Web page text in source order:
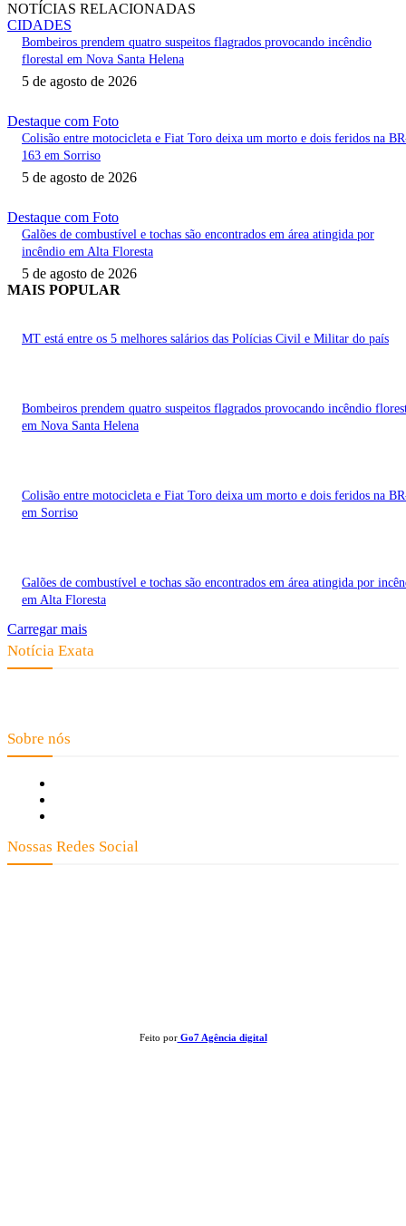
NOTÍCIAS RELACIONADAS
CIDADES
Bombeiros prendem quatro suspeitos flagrados provocando incêndio
florestal em Nova Santa Helena
5 de agosto de 2026
Destaque com Foto
Colisão entre motocicleta e Fiat Toro deixa um morto e dois feridos na
163 em Sorriso
5 de agosto de 2026
Destaque com Foto
Galões de combustível e tochas são encontrados em área atingida por
incêndio em Alta Floresta
5 de agosto de 2026
MAIS POPULAR
MT está entre os 5 melhores salários das Polícias Civil e Militar do país
Bombeiros prendem quatro suspeitos flagrados provocando incêndio
em Nova Santa Helena
Colisão entre motocicleta e Fiat Toro deixa um morto e dois feridos na
em Sorriso
Galões de combustível e tochas são encontrados em área atingida por
em Alta Floresta
Carregar mais
Notícia Exata
Sobre nós
Nossas Redes Social
Feito porGo7 Agência digital